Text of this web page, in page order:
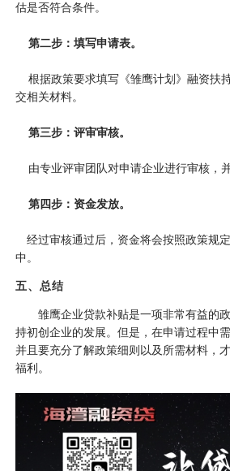
估是否符合条件。
第二步：填写申请表。
根据政策要求填写《雏鹰计划》融资扶
交相关材料。
第三步：评审审核。
由专业评审团队对申请企业进行审核，
第四步：资金发放。
经过审核通过后，资金将会按照政策规
中。
五、总结
雏鹰企业贷款补贴是一项非常有益的
持初创企业的发展。但是，在申请过程中
并且要充分了解政策细则以及所需材料，
福利。